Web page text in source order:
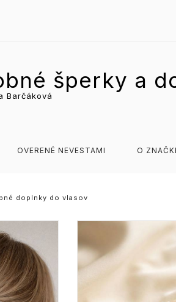
šperky a
Barčáková
OVERENÉ NEVESTAMI O
doplnky do vlasov